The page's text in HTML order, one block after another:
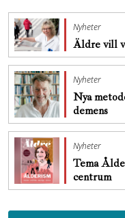
Nyheter
Äldre vill
Nyheter
Nya
demens
Nyheter
Tema
centrum